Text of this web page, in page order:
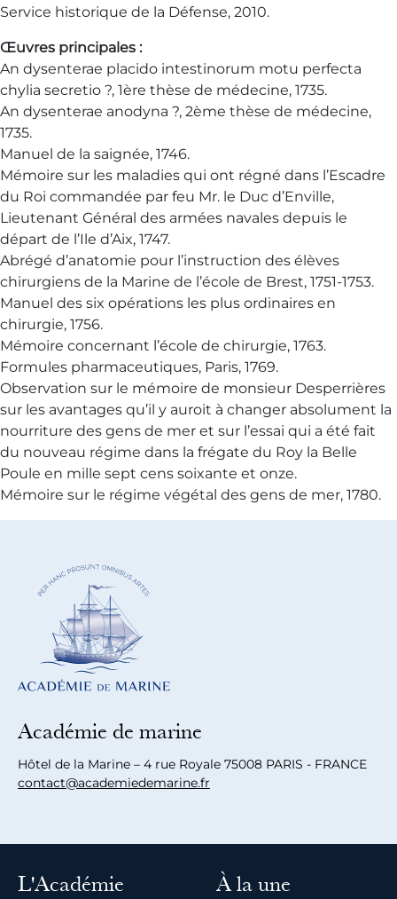
Service historique de la Défense, 2010.
Œuvres principales :
An dysenterae placido intestinorum motu perfecta
chylia secretio ?, 1ère thèse de médecine, 1735.
An dysenterae anodyna ?, 2ème thèse de médecine,
1735.
Manuel de la saignée, 1746.
Mémoire sur les maladies qui ont régné dans l’Escadre
du Roi commandée par feu Mr. le Duc d’Enville,
Lieutenant Général des armées navales depuis le
départ de l’Ile d’Aix, 1747.
Abrégé d’anatomie pour l’instruction des élèves
chirurgiens de la Marine de l’école de Brest, 1751-1753.
Manuel des six opérations les plus ordinaires en
chirurgie, 1756.
Mémoire concernant l’école de chirurgie, 1763.
Formules pharmaceutiques, Paris, 1769.
Observation sur le mémoire de monsieur Desperrières
sur les avantages qu’il y auroit à changer absolument la
nourriture des gens de mer et sur l’essai qui a été fait
du nouveau régime dans la frégate du Roy la Belle
Poule en mille sept cens soixante et onze.
Mémoire sur le régime végétal des gens de mer, 1780.
Académie de marine
Hôtel de la Marine – 4 rue Royale 75008 PARIS - FRANCE
contact@academiedemarine.fr
L'Académie À la une